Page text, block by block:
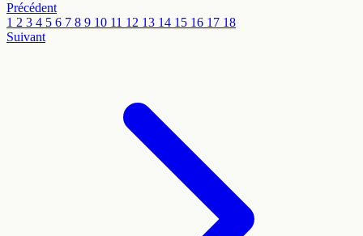
Précédent
1 2 3 4 5 6 7 8 9 10 11 12 13 14 15 16 17 18
Suivant